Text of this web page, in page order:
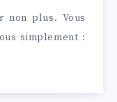
non plus. Vous
simplement :